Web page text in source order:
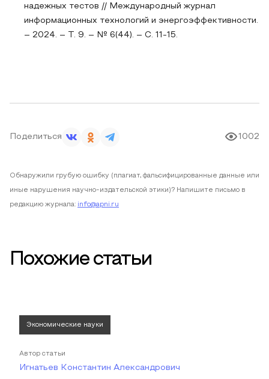
надежных тестов // Международный журнал
информационных технологий и энергоэффективности.
– 2024. – Т. 9. – № 6(44). – С. 11-15.
Поделиться 1002
Обнаружили грубую ошибку (плагиат, фальсифицированные данные или
иные нарушения научно-издательской этики)? Напишите письмо в
редакцию журнала: info@apni.ru
Похожие статьи
Экономические науки
Автор статьи
Игнатьев Константин Александрович